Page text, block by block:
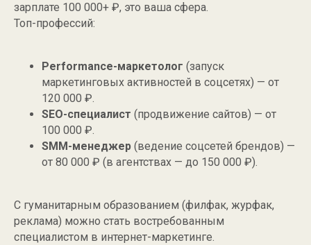
зарплате 100 000+ ₽, это ваша сфера.
Топ-профессий:
Performance-маркетолог (запуск
маркетинговых активностей в соцсетях) — от
120 000 ₽.
SEO-специалист (продвижение сайтов) — от
100 000 ₽.
SMM-менеджер (ведение соцсетей брендов) —
от 80 000 ₽ (в агентствах — до 150 000 ₽).
С гуманитарным образованием (филфак, журфак,
реклама) можно стать востребованным
специалистом в интернет-маркетинге.